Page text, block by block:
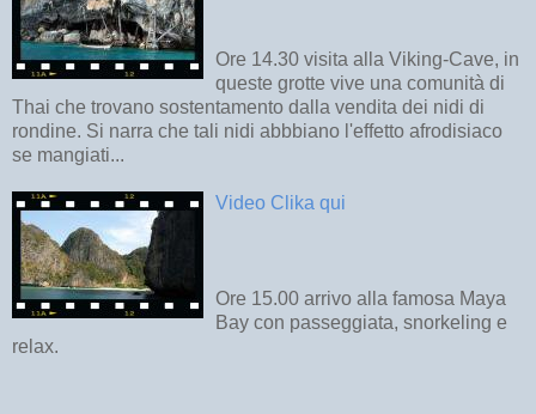
Ore 14.30 visita alla Viking-Cave, in
queste grotte vive una comunità di
Thai che trovano sostentamento dalla vendita dei nidi di
rondine. Si narra che tali nidi abbbiano l'effetto afrodisiaco
se mangiati...
Video Clika qui
Ore 15.00 arrivo alla famosa Maya
Bay con passeggiata, snorkeling e
relax.